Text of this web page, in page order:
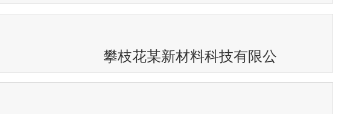
攀枝花某新材料科技有限公